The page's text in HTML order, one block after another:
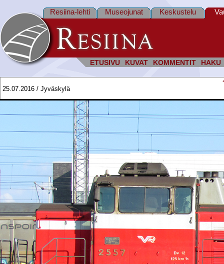
ETUSIVU KUVAT KOMMENTIT HAKU
Resiina-lehti Museojunat Keskustelu
25.07.2016 / Jyväskylä